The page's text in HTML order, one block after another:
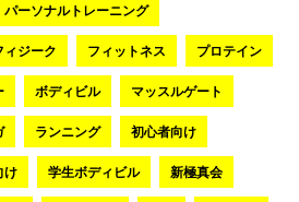
パーソナルトレーニング
ィジーク フィットネス プロテイン
ボディビル マッスルゲート
ランニング 初心者向け
け 学生ボディビル 新極真会